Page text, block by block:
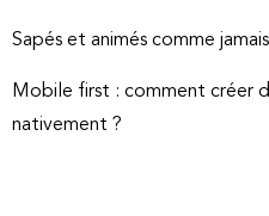
Sapés et animés comme jamais
Mobile first : comment créer
nativement ?